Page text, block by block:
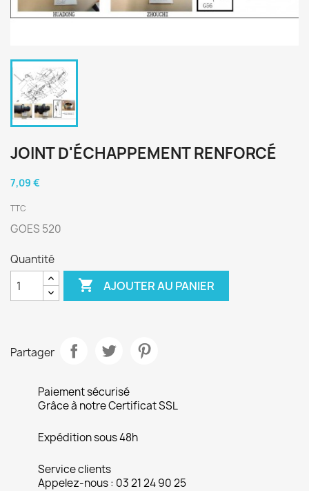
JOINT D'ÉCHAPPEMENT RENFORCÉ
7,09 €
TTC
GOES 520
Quantité
 AJOUTER AU PANIER
Partager
Paiement sécurisé
Grâce à notre Certificat SSL
Expédition sous 48h
Service clients
Appelez-nous : 03 21 24 90 25